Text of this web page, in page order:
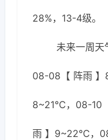
28%，13-4级。
未来一周
08-08【 阵雨
8~21℃，08-10
雨 】9~22℃，